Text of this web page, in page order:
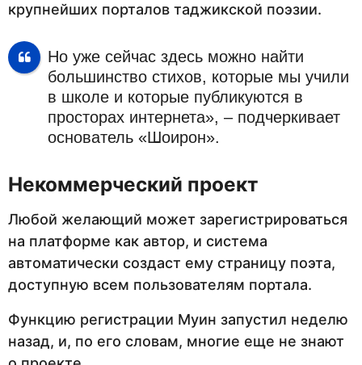
крупнейших порталов таджикской поэзии.
Но уже сейчас здесь можно найти
большинство стихов, которые мы учили
в школе и которые публикуются в
просторах интернета», – подчеркивает
основатель «Шоирон».
Некоммерческий проект
Любой желающий может зарегистрироваться
на платформе как автор, и система
автоматически создаст ему страницу поэта,
доступную всем пользователям портала.
Функцию регистрации Муин запустил неделю
назад, и, по его словам, многие еще не знают